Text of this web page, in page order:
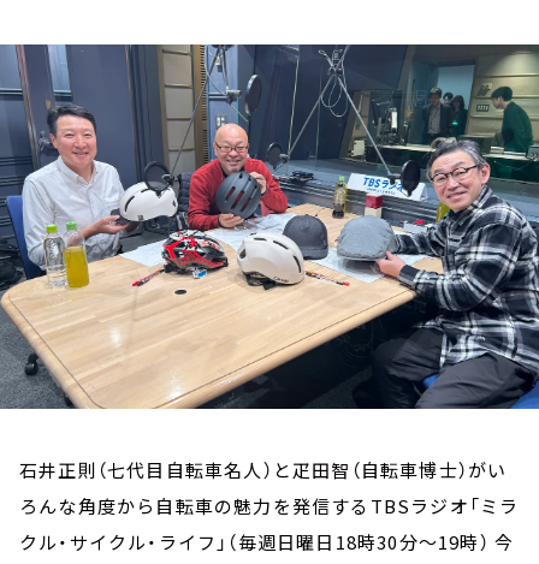
トピックス
TBS Podcast
お知らせ
イベント・グッズ
YouTube
会社情報
石井正則（七代目自転車名人）と疋田智（自転車博士）がい
ろんな角度から自転車の魅力を発信するTBSラジオ「ミラ
クル・サイクル・ライフ」（毎週日曜日18時30分～19時） 今